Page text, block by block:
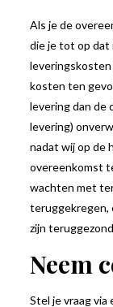
Als je de
die je tot op dat
kosten ten
levering dan de
levering)
nadat wij op de
overeenkomst
wachten met
teruggekregen,
zijn
Neem
Stel je vraag via